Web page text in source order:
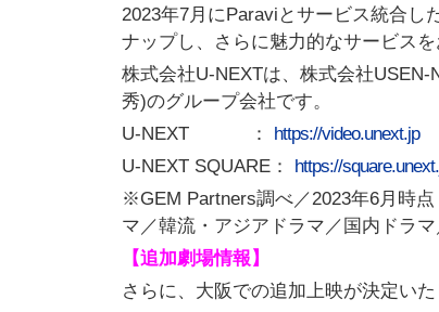
2023年7月にParaviとサービス統合し
ナップし、さらに魅力的なサービスを
株式会社U-NEXTは、株式会社
秀)のグループ会社です。
U-NEXT ：
https://video.unext.jp
U-NEXT SQUARE：
https://
※GEM Partners調べ／2023年6月時
マ／韓流・アジアドラマ／国内ドラ
【追加劇場情報】
さらに、大阪での追加上映が決定い